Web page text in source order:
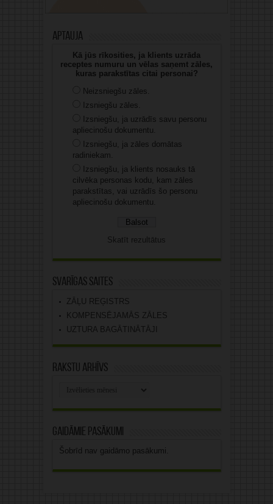
Aptauja
Kā jūs rīkosities, ja klients uzrāda
receptes numuru un vēlas saņemt zāles,
kuras parakstītas citai personai?
Neizsniegšu zāles.
Izsniegšu zāles.
Izsniegšu, ja uzrādīs savu personu
apliecinošu dokumentu.
Izsniegšu, ja zāles domātas
radiniekam.
Izsniegšu, ja klients nosauks tā
cilvēka personas kodu, kam zāles
parakstītas, vai uzrādīs šo personu
apliecinošu dokumentu.
Skatīt rezultātus
Svarīgas saites
ZĀĻU REĢISTRS
KOMPENSĒJAMĀS ZĀLES
UZTURA BAGĀTINĀTĀJI
Rakstu arhīvs
Gaidāmie pasākumi
Šobrīd nav gaidāmo pasākumi.